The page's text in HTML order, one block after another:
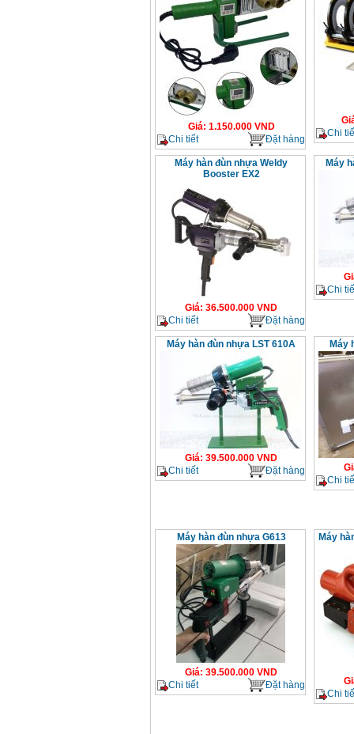
Giá: 1.150.000VND
Chi tiết
Đặt hàng
Chi
Máy hàn đùn nhựa Weldy
Booster EX2
Giá: 36.500.000 VND
Chi tiết
Đặt hàng
Máy
Chi
Máy hàn đùn nhựa LST 610A
Giá: 39.500.000 VND
Chi tiết
Đặt hàng
Máy
Chi
Máy hàn đùn nhựa G613
Giá: 39.500.000 VND
Chi tiết
Đặt hàng
Máy
Chi